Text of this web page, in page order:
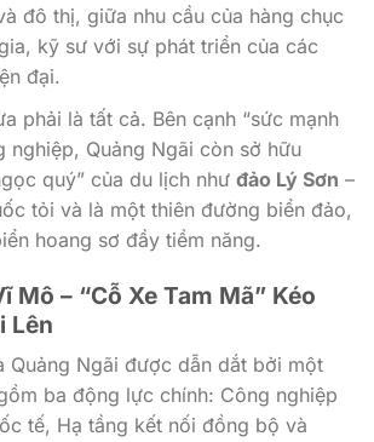
đô thị, giữa nhu cầu của hàng chục
kỹ sư với sự phát triển của các
đại.
phải là tất cả. Bên cạnh “sức mạnh
nghiệp, Quảng Ngãi còn sở hữu
quý” của du lịch như đảo Lý Sơn –
tỏi và là một thiên đường biển đảo,
hoang sơ đầy tiềm năng.
Mô – “Cỗ Xe Tam Mã” Kéo
Lên
Quảng Ngãi được dẫn dắt bởi một
ba động lực chính: Công nghiệp
tế, Hạ tầng kết nối đồng bộ và